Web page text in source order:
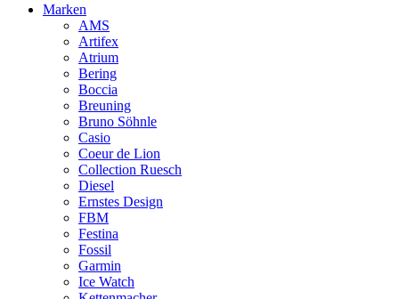
Marken
AMS
Artifex
Atrium
Bering
Boccia
Breuning
Bruno Söhnle
Casio
Coeur de Lion
Collection Ruesch
Diesel
Ernstes Design
FBM
Festina
Fossil
Garmin
Ice Watch